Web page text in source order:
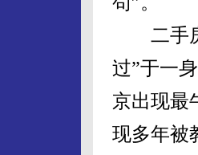
二手房
过”于一
京出现最
现多年被